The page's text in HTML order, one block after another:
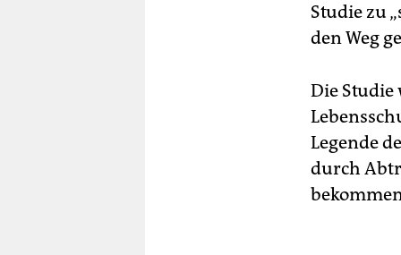
Studie zu
den Weg
Die Studie
Legende
durch